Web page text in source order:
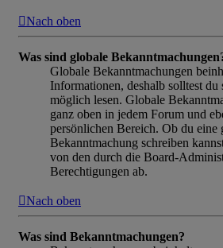
Nach oben
Was sind globale
Globale Bekanntmachungen
Informationen, deshalb solltest du
möglich lesen. Globale
ganz oben in jedem Forum und
persönlichen Bereich. Ob du eine
Bekanntmachung schreiben
von den durch die Board-
Berechtigungen ab.
Nach oben
Was sind Bekanntmachungen?